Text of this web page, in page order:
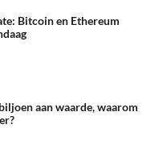
Bitcoin en Ethereum
aan waarde, waarom